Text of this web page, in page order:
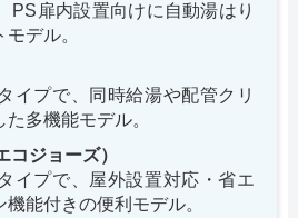
PS扉内設置向けに自動湯はり
デル。
イプで、同時給湯や配管クリ
多機能モデル。
ジョーズ）
イプで、屋外設置対応・省エ
能付きの便利モデル。